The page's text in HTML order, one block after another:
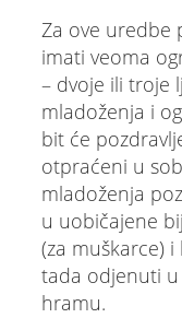
Za ove uredbe
imati veoma
– dvoje ili troje
mladoženja i
bit će
otpraćeni u
mladoženja
u uobičajene
(za muškarce) i
tada odjenuti
hramu.